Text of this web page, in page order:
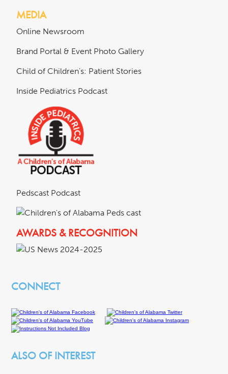
MEDIA
Online Newsroom
Brand Portal & Event Photo Gallery
Child of Children's: Patient Stories
Inside Pediatrics Podcast
Pedscast Podcast
AWARDS & RECOGNITION
CONNECT
ALSO OF INTEREST